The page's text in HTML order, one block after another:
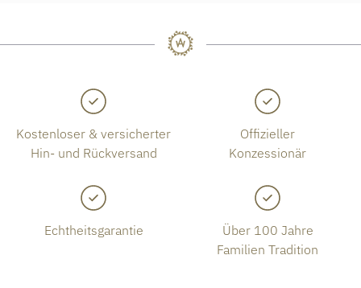
Kostenloser & versicherter
Hin- und Rückversand
Offizieller
Konzessionär
Echtheitsgarantie
Über 100 Jahre
Familien Tradition